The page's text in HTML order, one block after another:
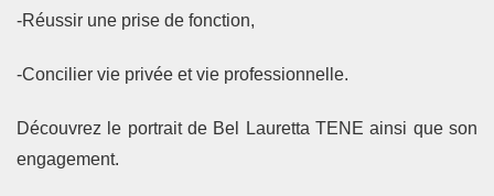
-Réussir une prise de fonction,
-Concilier vie privée et vie professionnelle.
Découvrez le portrait de Bel Lauretta TENE ainsi que son
engagement.